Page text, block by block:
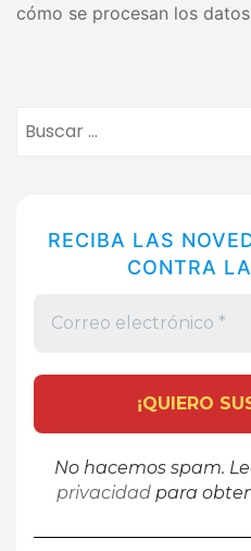
cómo se procesan los
RECIBA LAS
CONTRA
No hacemos spam.
privacidad para